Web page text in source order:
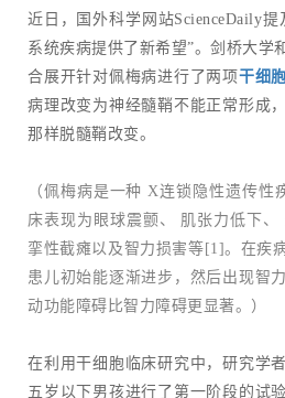
近日，国外科学网站ScienceDaily
系统疾病提供了新希望”。剑桥大学
合展开针对佩梅病进行了两项干细
病理改变为神经髓鞘不能正常形成
那样脱髓鞘改变。
（佩梅病是一种 X连锁隐性遗传性
床表现为眼球震颤、 肌张力低下
挛性截瘫以及智力损害等[1]。在疾
患儿初始能逐渐进步，然后出现智
动功能障碍比智力障碍更显著。）
在利用干细胞临床研究中，研究学
五岁以下男孩进行了第一阶段的试